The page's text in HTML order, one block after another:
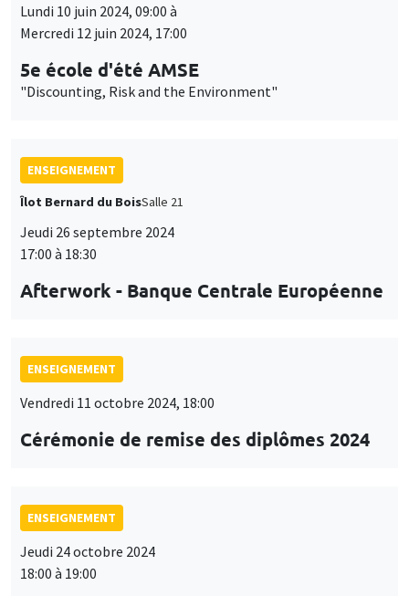
Lundi 10 juin 2024, 09:00 à
Mercredi 12 juin 2024, 17:00
5e école d'été AMSE
"Discounting, Risk and the Environment"
ENSEIGNEMENT
Îlot Bernard du BoisSalle 21
Jeudi 26 septembre 2024
17:00 à 18:30
Afterwork - Banque Centrale Européenne
ENSEIGNEMENT
Vendredi 11 octobre 2024, 18:00
Cérémonie de remise des diplômes 2024
ENSEIGNEMENT
Jeudi 24 octobre 2024
18:00 à 19:00